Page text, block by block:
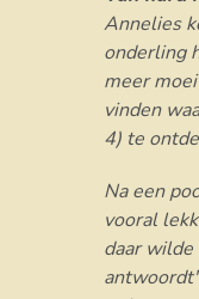
Annelies
onderling
meer
vinden
4) te
Na een
vooral
daar wilde